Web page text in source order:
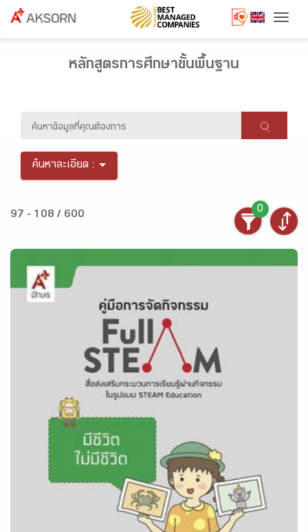
หลักสูตรการศึกษาขั้นพื้นฐาน
ค้นหาละเอียด :
97 - 108 / 600
0